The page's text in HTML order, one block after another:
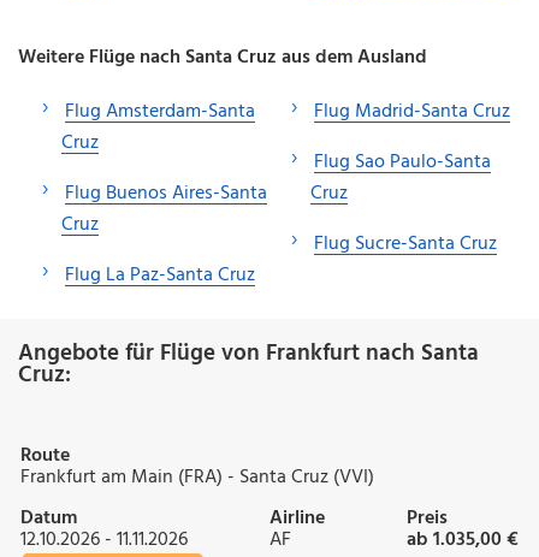
Weitere Flüge nach Santa Cruz aus dem Ausland
Flug Amsterdam-Santa
Cruz
Flug Buenos Aires-Santa
Cruz
Flug La Paz-Santa Cruz
Flug Madrid-Santa Cruz
Flug Sao Paulo-Santa
Cruz
Flug Sucre-Santa Cruz
Angebote für Flüge von Frankfurt nach Santa
Cruz:
Route
Frankfurt am Main (FRA) - Santa Cruz (VVI)
Datum
12.10.2026 - 11.11.2026
Airline
AF
Preis
ab 1.035,00 €